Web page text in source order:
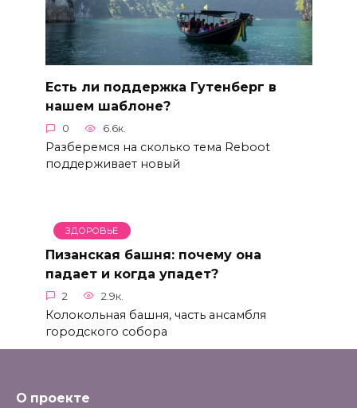
Есть ли поддержка Гутенберг в
нашем шаблоне?
0 6.6к.
Разберемся на сколько тема Reboot
поддерживает новый
ЗДОРОВЬЕ
Пизанская башня: почему она
падает и когда упадет?
2 2.9к.
Колокольная башня, часть ансамбля
городского собора
О проекте